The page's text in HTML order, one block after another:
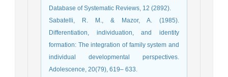
Database of Systematic Reviews, 12 (2892).
Sabatelli, R. M., & Mazor, A. (1985).
Differentiation, individuation, and identity
formation: The integration of family system and
individual developmental perspectives.
Adolescence, 20(79), 619– 633.